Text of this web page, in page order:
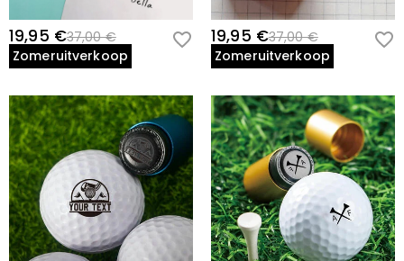
19,95 €37,00 €
Zomeruitverkoop
19,95 €37,00 €
Zomeruitverkoop